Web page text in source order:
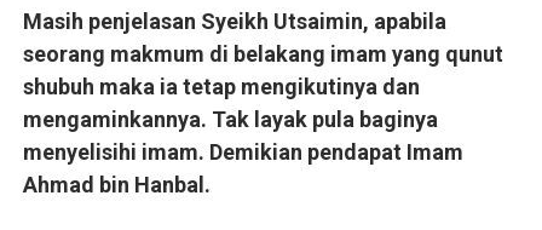
Masih penjelasan Syeikh Utsaimin, apabila
seorang makmum di belakang imam yang qunut
shubuh maka ia tetap mengikutinya dan
mengaminkannya. Tak layak pula baginya
menyelisihi imam. Demikian pendapat Imam
Ahmad bin Hanbal.